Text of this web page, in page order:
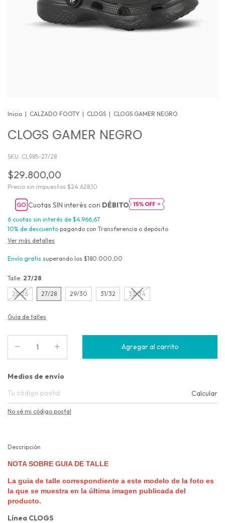
Inicio | CALZADO FOOTY | CLOGS | CLOGS GAMER NEGRO
CLOGS GAMER NEGRO
SKU: CL985-27/28
$29.800,00
Precio sin impuestos $24.628,10
Cuotas SIN interés con DÉBITO
6 cuotas sin interés de $4.966,67
10% de descuento pagando con Transferencia o depósito
Ver más detalles
Envío gratis superando los $180.000,00
Talle: 27/28
25/26 27/28 29/30 31/32 33/34
Guía de talles
Entregas para el CP:
Medios de envío
Calcular
No sé mi código postal
Descripción
NOTA SOBRE GUIA DE TALLE
La guia de talle correspondiente a este modelo de la foto es
la que se muestra en la última imagen publicada del
producto.
Línea CLOGS